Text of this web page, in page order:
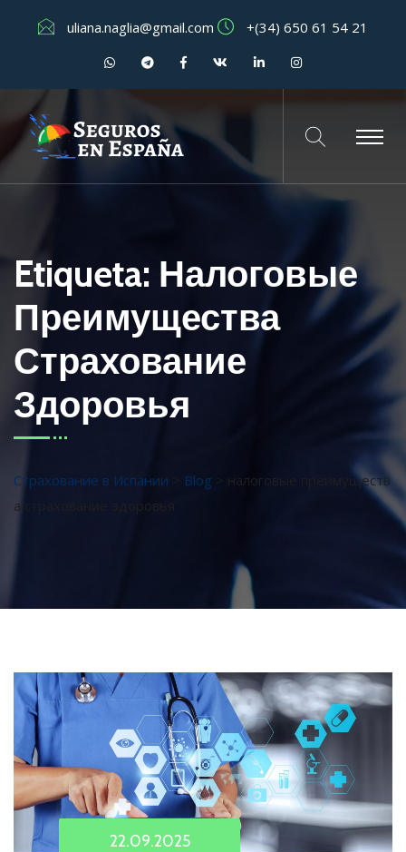
uliana.naglia@gmail.com +(34) 650 61 54 21
Etiqueta: Налоговые
Преимущества
Страхование
Здоровья
Страхование в Испании Blog
налоговые преимуществ
а страхование здоровья
22.09.2025